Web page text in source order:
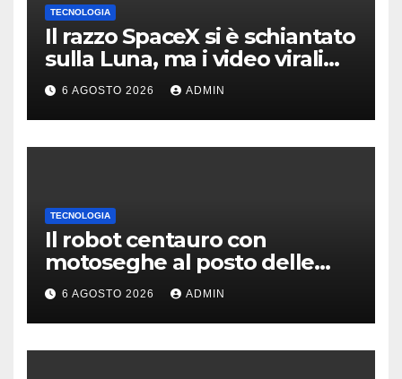
TECNOLOGIA
Il razzo SpaceX si è schiantato
sulla Luna, ma i video virali
erano quasi tutti falsi
6 AGOSTO 2026 ADMIN
TECNOLOGIA
Il robot centauro con
motoseghe al posto delle
mani è pronto per le missioni
impossibili
6 AGOSTO 2026 ADMIN